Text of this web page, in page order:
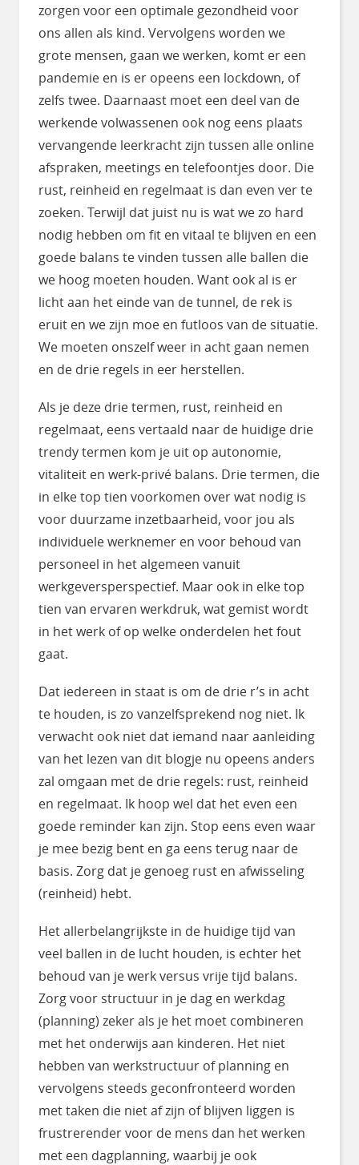
zorgen voor een optimale gezondheid voor
ons allen als kind. Vervolgens worden we
grote mensen, gaan we werken, komt er een
pandemie en is er opeens een lockdown, of
zelfs twee. Daarnaast moet een deel van de
werkende volwassenen ook nog eens plaats
vervangende leerkracht zijn tussen alle online
afspraken, meetings en telefoontjes door. Die
rust, reinheid en regelmaat is dan even ver te
zoeken. Terwijl dat juist nu is wat we zo hard
nodig hebben om fit en vitaal te blijven en een
goede balans te vinden tussen alle ballen die
we hoog moeten houden. Want ook al is er
licht aan het einde van de tunnel, de rek is
eruit en we zijn moe en futloos van de situatie.
We moeten onszelf weer in acht gaan nemen
en de drie regels in eer herstellen.
Als je deze drie termen, rust, reinheid en
regelmaat, eens vertaald naar de huidige drie
trendy termen kom je uit op autonomie,
vitaliteit en werk-privé balans. Drie termen, die
in elke top tien voorkomen over wat nodig is
voor duurzame inzetbaarheid, voor jou als
individuele werknemer en voor behoud van
personeel in het algemeen vanuit
werkgeversperspectief. Maar ook in elke top
tien van ervaren werkdruk, wat gemist wordt
in het werk of op welke onderdelen het fout
gaat.
Dat iedereen in staat is om de drie r’s in acht
te houden, is zo vanzelfsprekend nog niet. Ik
verwacht ook niet dat iemand naar aanleiding
van het lezen van dit blogje nu opeens anders
zal omgaan met de drie regels: rust, reinheid
en regelmaat. Ik hoop wel dat het even een
goede reminder kan zijn. Stop eens even waar
je mee bezig bent en ga eens terug naar de
basis. Zorg dat je genoeg rust en afwisseling
(reinheid) hebt.
Het allerbelangrijkste in de huidige tijd van
veel ballen in de lucht houden, is echter het
behoud van je werk versus vrije tijd balans.
Zorg voor structuur in je dag en werkdag
(planning) zeker als je het moet combineren
met het onderwijs aan kinderen. Het niet
hebben van werkstructuur of planning en
vervolgens steeds geconfronteerd worden
met taken die niet af zijn of blijven liggen is
frustrerender voor de mens dan het werken
met een dagplanning, waarbij je ook